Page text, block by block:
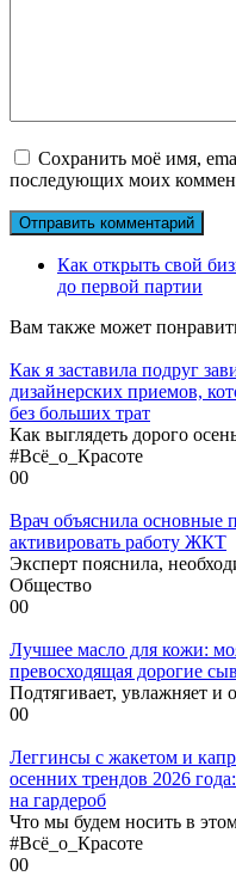
Сохранить моё имя,
последующих моих
Как открыть свой
до первой партии
Вам также может
Как я заставила подруг
дизайнерских приемов,
без больших трат
Как выглядеть дорого
#Всё_о_Красоте
00
Врач объяснила основные
активировать работу ЖКТ
Эксперт пояснила,
Общество
00
Лучшее масло для кожи:
превосходящая дорогие
Подтягивает, увлажняет и
00
Леггинсы с жакетом и
осенних трендов 2026
на гардероб
Что мы будем носить в
#Всё_о_Красоте
00